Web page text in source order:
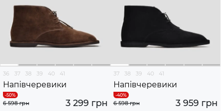
36 37 38 39 40 41
Напівчеревики
3 299 грн
6 598 грн
37 38 39 40 41
Напівчеревики
3 959 грн
6 598 грн